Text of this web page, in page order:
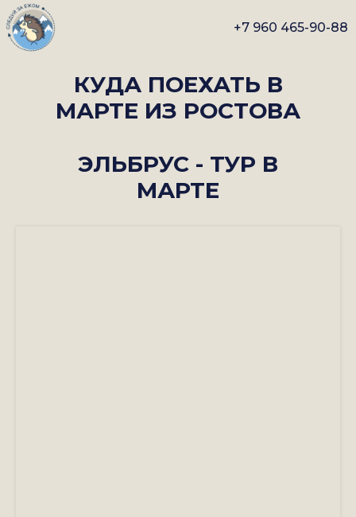
+7 960 465-90-88
КУДА ПОЕХАТЬ В
МАРТЕ ИЗ РОСТОВА
ЭЛЬБРУС - ТУР В
МАРТЕ